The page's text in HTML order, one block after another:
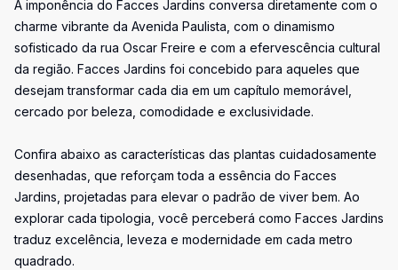
A imponência do Facces Jardins conversa diretamente com o
charme vibrante da Avenida Paulista, com o dinamismo
sofisticado da rua Oscar Freire e com a efervescência cultural
da região. Facces Jardins foi concebido para aqueles que
desejam transformar cada dia em um capítulo memorável,
cercado por beleza, comodidade e exclusividade.
Confira abaixo as características das plantas cuidadosamente
desenhadas, que reforçam toda a essência do Facces
Jardins, projetadas para elevar o padrão de viver bem. Ao
explorar cada tipologia, você perceberá como Facces Jardins
traduz excelência, leveza e modernidade em cada metro
quadrado.